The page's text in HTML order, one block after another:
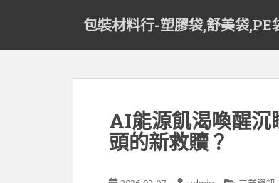
包裝材料行-塑膠袋,舒美袋,PE
AI能源飢渴喚醒沉
頭的新救贖？